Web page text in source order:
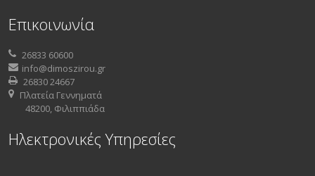
Επικοινωνία
26833 60600
info@dimoszirou.gr
26830 24667
Πλατεία Γεννηματά
48200, Φιλιππιάδα
Ηλεκτρονικές Υπηρεσίες